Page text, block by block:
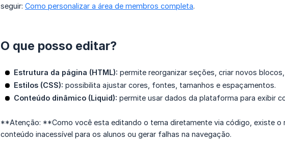
seguir: Como personalizar a área de membros completa.
O que posso editar?
Estrutura da página (HTML): permite reorganizar seções, criar novos
Estilos (CSS): possibilita ajustar cores, fontes, tamanhos e espaçamentos.
Conteúdo dinâmico (Liquid): permite usar dados da plataforma para exibir
**Atenção: **Como você esta editando o tema diretamente via código, existe o
conteúdo inacessível para os alunos ou gerar falhas na navegação.